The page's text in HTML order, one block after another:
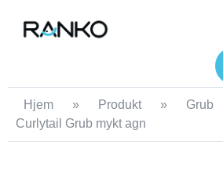
Hjem » Produkt » Grub
Curlytail Grub mykt agn